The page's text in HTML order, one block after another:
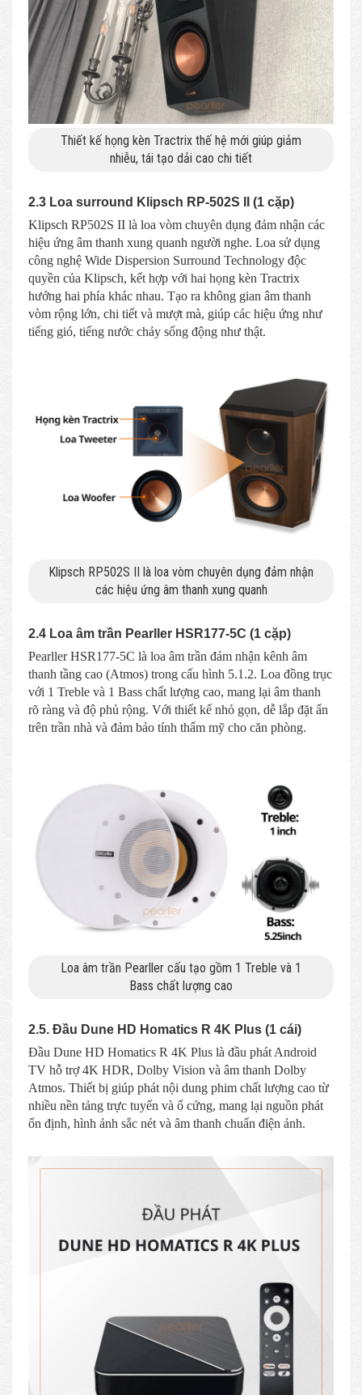
Thiết kế họng kèn Tractrix thế hệ mới giúp giảm
nhiễu, tái tạo dải cao chi tiết
2.3 Loa surround Klipsch RP-502S II (1 cặp)
Klipsch RP502S II là loa vòm chuyên dụng đảm nhận các
hiệu ứng âm thanh xung quanh người nghe. Loa sử dụng
công nghệ Wide Dispersion Surround Technology độc
quyền của Klipsch, kết hợp với hai họng kèn Tractrix
hướng hai phía khác nhau. Tạo ra không gian âm thanh
vòm rộng lớn, chi tiết và mượt mà, giúp các hiệu ứng như
tiếng gió, tiếng nước chảy sống động như thật.
Klipsch RP502S II là loa vòm chuyên dụng đảm nhận
các hiệu ứng âm thanh xung quanh
2.4 Loa âm trần Pearller HSR177-5C (1 cặp)
Pearller HSR177-5C là loa âm trần đảm nhận kênh âm
thanh tầng cao (Atmos) trong cấu hình 5.1.2. Loa đồng trục
với 1 Treble và 1 Bass chất lượng cao, mang lại âm thanh
rõ ràng và độ phủ rộng. Với thiết kế nhỏ gọn, dễ lắp đặt ẩn
trên trần nhà và đảm bảo tính thẩm mỹ cho căn phòng.
Loa âm trần Pearller cấu tạo gồm 1 Treble và 1
Bass chất lượng cao
2.5. Đầu Dune HD Homatics R 4K Plus (1 cái)
Đầu Dune HD Homatics R 4K Plus là đầu phát Android
TV hỗ trợ 4K HDR, Dolby Vision và âm thanh Dolby
Atmos. Thiết bị giúp phát nội dung phim chất lượng cao từ
nhiều nền tảng trực tuyến và ổ cứng, mang lại nguồn phát
ổn định, hình ảnh sắc nét và âm thanh chuẩn điện ảnh.